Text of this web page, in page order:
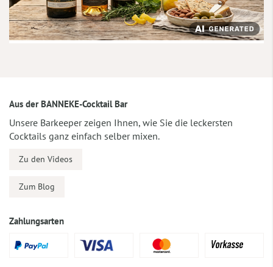
Aus der BANNEKE-Cocktail Bar
Unsere Barkeeper zeigen Ihnen, wie Sie die leckersten
Cocktails ganz einfach selber mixen.
Zu den Videos
Zum Blog
Zahlungsarten